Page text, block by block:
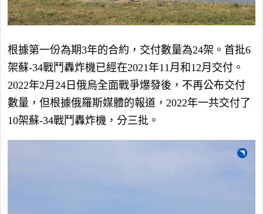
根據第一份為期3年的合約，交付數量為24架。首批6
架蘇-34戰鬥轟炸機已經在2021年11月和12月交付。
2022年2月24日俄烏全面戰爭爆發後，不再公布交付
數量，但根據俄羅斯媒體的報道，2022年一共交付了
10架蘇-34戰鬥轟炸機，分三批。